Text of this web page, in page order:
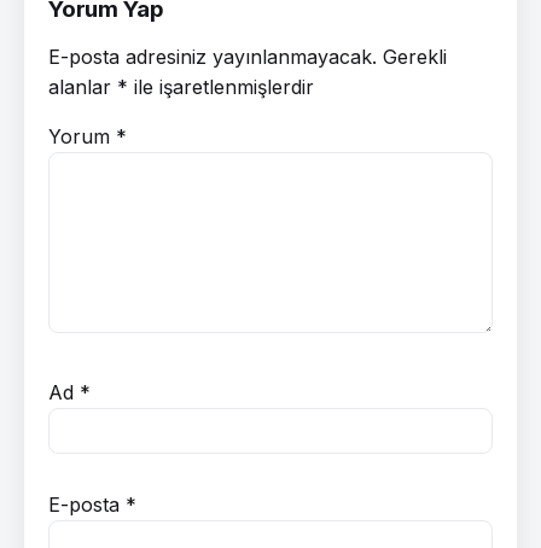
Yorum Yap
E-posta adresiniz yayınlanmayacak. Gerekli
alanlar * ile işaretlenmişlerdir
Yorum *
Ad *
E-posta *